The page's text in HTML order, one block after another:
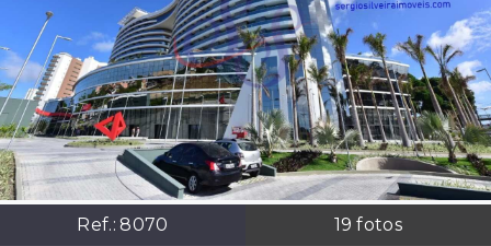
Ref.:8070 19 fotos